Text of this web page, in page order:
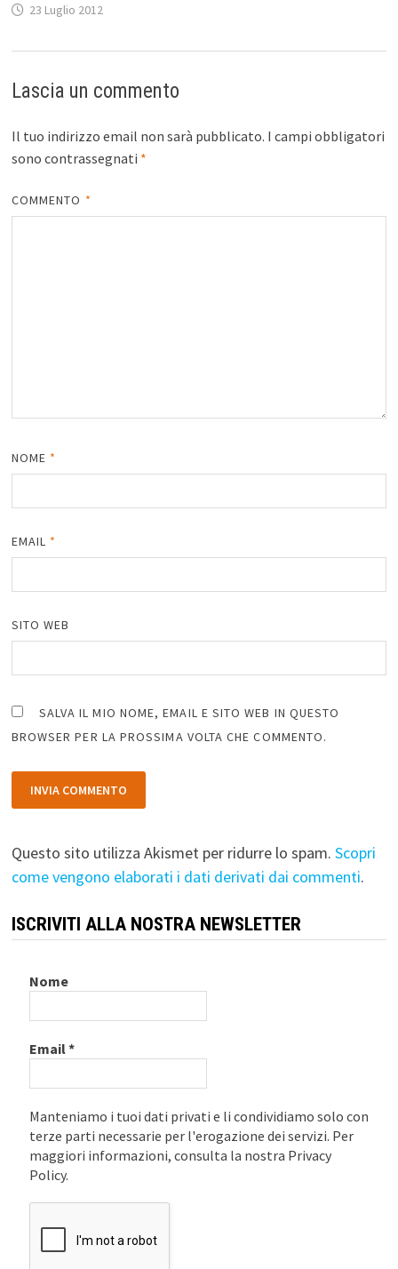
23 Luglio 2012
Lascia un commento
Il tuo indirizzo email non sarà pubblicato. I campi obbligatori
sono contrassegnati *
COMMENTO *
NOME *
EMAIL *
SITO WEB
SALVA IL MIO NOME, EMAIL E SITO WEB IN QUESTO
BROWSER PER LA PROSSIMA VOLTA CHE COMMENTO.
Questo sito utilizza Akismet per ridurre lo spam. Scopri
come vengono elaborati i dati derivati dai commenti.
ISCRIVITI ALLA NOSTRA NEWSLETTER
Nome
Email*
Manteniamo i tuoi dati privati e li condividiamo solo con
terze parti necessarie per l'erogazione dei servizi. Per
maggiori informazioni, consulta la nostra Privacy
Policy.